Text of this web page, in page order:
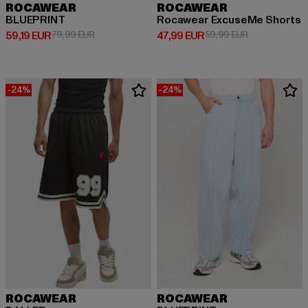
ROCAWEAR
BLUEPRINT
59,19 EUR
Derzeitiger Preis: 59,19 EUR
79,99 EURAktionspreis: 79,99 EUR
ROCAWEAR
Rocawear ExcuseMe Shorts
47,99 EUR
Derzeitiger Preis: 47,99 EUR
59,99 EURAktionspreis:
-24%
ROCAWEAR
-24%
ROCAWEAR